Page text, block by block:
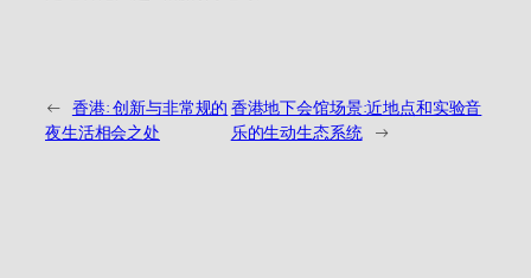
← 香港: 创新与非常规的
夜生活相会之处
香港地下会馆场景:近地点和实验音
乐的生动生态系统
→